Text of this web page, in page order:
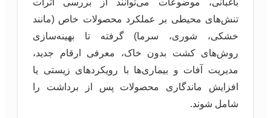
باغبانی، موضوعات می‌توانند از بررسی اثرات
تنش‌های محیطی بر عملکرد محصولات خاص (مانند
خشکی، شوری، سرما) گرفته تا بهینه‌سازی
روش‌های کشت بدون خاک، معرفی ارقام جدید،
مدیریت آفات و بیماری‌ها با رویکردهای زیستی یا
افزایش ماندگاری محصولات پس از برداشت را
شامل شوند.